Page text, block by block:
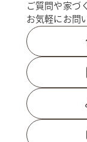
ご質問や家づ
お気軽にお問